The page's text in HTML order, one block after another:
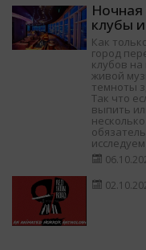
Ночная
клубы
Как
город
клубов
живой
темноты
Так что
выпить